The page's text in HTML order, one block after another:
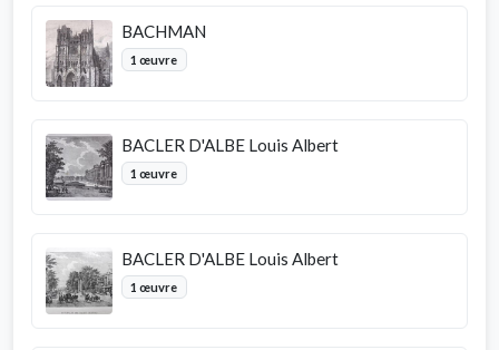
BACHMAN
1 œuvre
BACLER D'ALBE Louis Albert
1 œuvre
BACLER D'ALBE Louis Albert
1 œuvre